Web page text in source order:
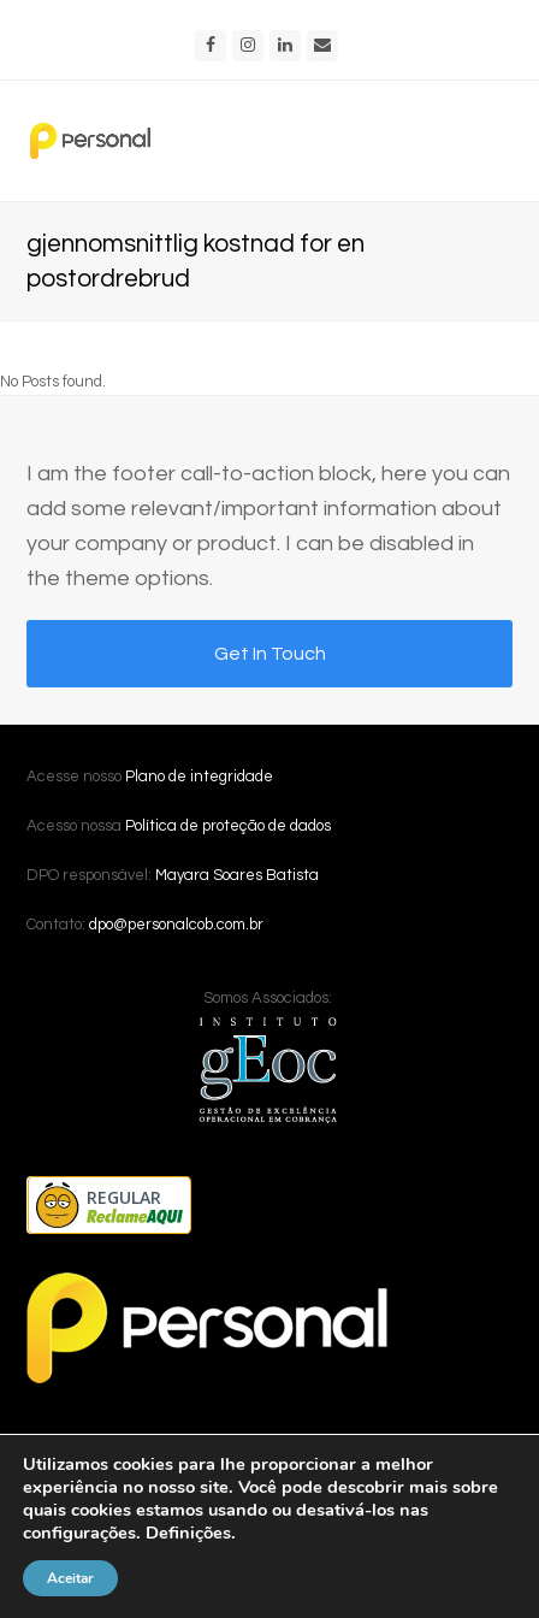
FacebookInstagram
LinkedIn
gjennomsnittlig kostnad for en
postordrebrud
No Posts found.
I am the footer call-to-action block, here you can
add some relevant/important information about
your company or product. I can be disabled in
the theme options.
Get In Touch
Acesse nosso Plano de integridade
Acesso nossa Política de proteção de dados
DPO responsável: Mayara Soares Batista
Contato:dpo@personalcob.com.br
Somos Associados:
REGULAR
2026 - Personalcob - CNPJ: 12.837.042/0001-60- Todos direitos
Utilizamos cookies para lhe proporcionar a melhor
experiência no nosso site. Você pode descobrir mais sobre
quais cookies estamos usando ou desativá-los nas
configurações. Definições.
Aceitar